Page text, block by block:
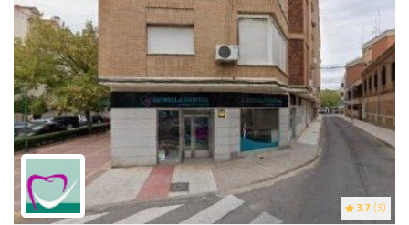
3.7 (3)